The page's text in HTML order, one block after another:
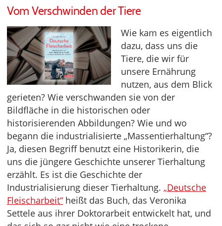
Vom Verschwinden der Tiere
Wie kam es eigentlich
dazu, dass uns die
Tiere, die wir für
unsere Ernährung
nutzen, aus dem Blick
gerieten? Wie verschwanden sie von der
Bildfläche in die historischen oder
historisierenden Abbildungen? Wie und wo
begann die industrialisierte „Massentierhaltung“?
Ja, diesen Begriff benutzt eine Historikerin, die
uns die jüngere Geschichte unserer Tierhaltung
erzählt. Es ist die Geschichte der
Industrialisierung dieser Tierhaltung. „Deutsche
Fleischarbeit“ heißt das Buch, das Veronika
Settele aus ihrer Doktorarbeit entwickelt hat, und